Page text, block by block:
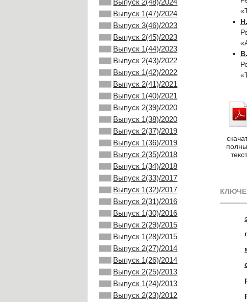
Выпуск 2(48)/2024
Выпуск 1(47)/2024
Выпуск 3(46)/2023
Выпуск 2(45)/2023
Выпуск 1(44)/2023
Выпуск 2(43)/2022
Выпуск 1(42)/2022
Выпуск 2(41)/2021
Выпуск 1(40)/2021
Выпуск 2(39)/2020
Выпуск 1(38)/2020
Выпуск 2(37)/2019
Выпуск 1(36)/2019
Выпуск 2(35)/2018
Выпуск 1(34)/2018
Выпуск 2(33)/2017
Выпуск 1(32)/2017
Выпуск 2(31)/2016
Выпуск 1(30)/2016
Выпуск 2(29)/2015
Выпуск 1(28)/2015
Выпуск 2(27)/2014
Выпуск 1(26)/2014
Выпуск 2(25)/2013
Выпуск 1(24)/2013
Выпуск 2(23)/2012
текст